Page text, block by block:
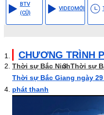
BTV
(CŨ)
VIDEOMỚI
CHƯƠNG TRÌNH
Thời sự Bắc NinhThời sự
Thời sự Bắc Giang ngày
phát thanh